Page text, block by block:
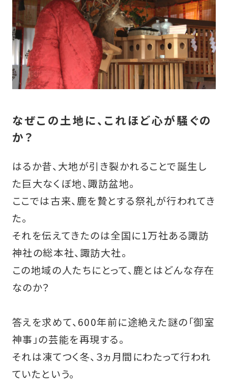
なぜこの土地に、これほど心が騒ぐの
か？
はるか昔、大地が引き裂かれることで誕生し
た巨大なくぼ地、諏訪盆地。
ここでは古来、鹿を贄とする祭礼が行われてき
た。
それを伝えてきたのは全国に1万社ある諏訪
神社の総本社、諏訪大社。
この地域の人たちにとって、鹿とはどんな存在
なのか？
答えを求めて、600年前に途絶えた謎の「御室
神事」の芸能を再現する。
それは凍てつく冬、３ヵ月間にわたって行われ
ていたという。